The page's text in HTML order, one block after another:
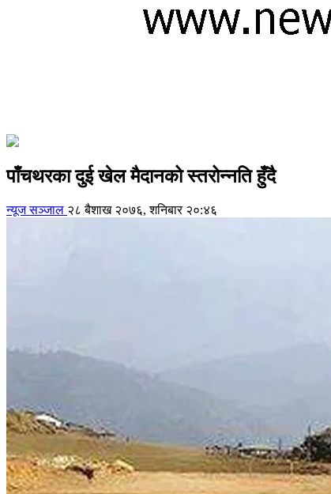
पाँचथरका दुई खेल मैदानको स्तरोन्नति हुँदै
न्यूज सञ्जाल २८ बैशाख २०७६, शनिबार २०:४६